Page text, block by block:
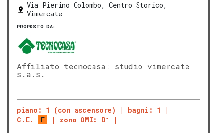
Via Pierino Colombo, Centro Storico,
Vimercate
PROPOSTO DA:
Affiliato tecnocasa: studio vimercate
s.a.s.
piano: 1 (con ascensore)
bagni: 1
C.E.
F zona OMI: B1